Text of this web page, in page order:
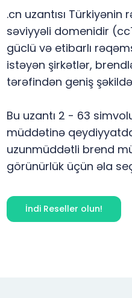
.cn uzantısı
səviyyəli domenidir
güclü və etibarlı
istəyən şirkətlər,
tərəfindən geniş
Bu uzantı 2 - 63
müddətinə
uzunmüddətli brend
görünürlük üçün əla
İndi Reseller olun!